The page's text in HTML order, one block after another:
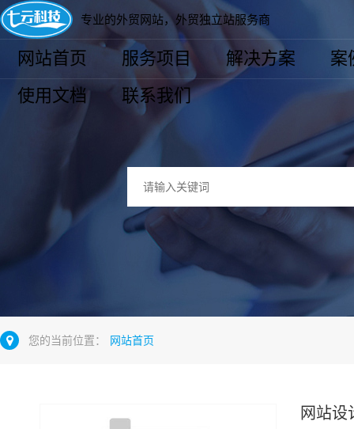
专业的外贸网站，外贸独立站服务商
网站首页 服务项目 解决方案
案
使用文档
联系我们
您的当前位置： 网站首页
网站设